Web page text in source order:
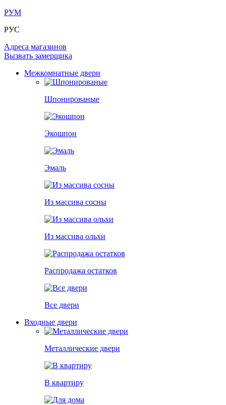
РУМ
РУС
Адреса магазинов
Вызвать замерщика
Межкомнатные двери
Шпонированые
Экошпон
Эмаль
Из массива сосны
Из массива ольхи
Распродажа остатков
Все двери
Входные двери
Металлические двери
В квартиру